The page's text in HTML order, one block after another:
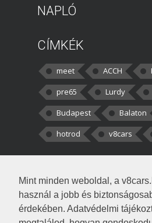
Mint minden weboldal, a
használ a jobb és
érdekében. Adatvédelmi
NAPLÓ
CÍMKÉK
meet ACCH
pre65
Lurdy
Budapest
Balaton
hotrod
v8cars
kortisz:Elszúrtam!
darabbaal számoltam. Nem